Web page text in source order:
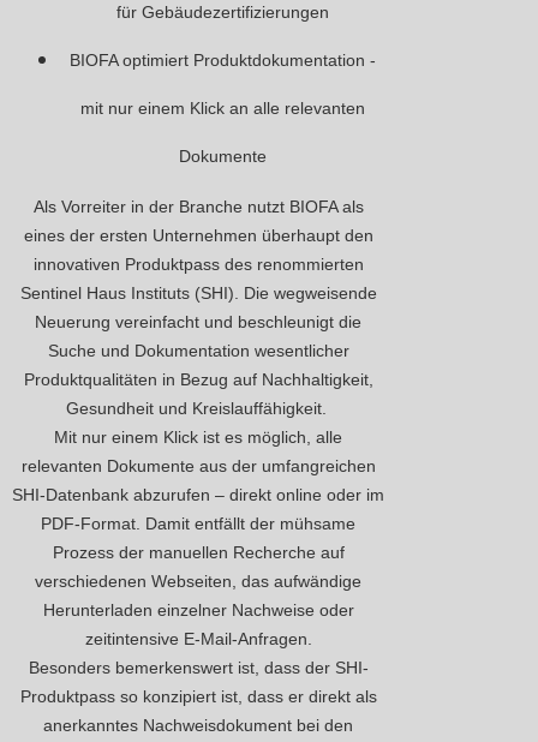
für Gebäudezertifizierungen
BIOFA optimiert Produktdokumentation -
mit nur einem Klick an alle relevanten
Dokumente
Als Vorreiter in der Branche nutzt BIOFA als
eines der ersten Unternehmen überhaupt den
innovativen Produktpass des renommierten
Sentinel Haus Instituts (SHI). Die wegweisende
Neuerung vereinfacht und beschleunigt die
Suche und Dokumentation wesentlicher
Produktqualitäten in Bezug auf Nachhaltigkeit,
Gesundheit und Kreislauffähigkeit.
Mit nur einem Klick ist es möglich, alle
relevanten Dokumente aus der umfangreichen
SHI-Datenbank abzurufen – direkt online oder im
PDF-Format. Damit entfällt der mühsame
Prozess der manuellen Recherche auf
verschiedenen Webseiten, das aufwändige
Herunterladen einzelner Nachweise oder
zeitintensive E-Mail-Anfragen.
Besonders bemerkenswert ist, dass der SHI-
Produktpass so konzipiert ist, dass er direkt als
anerkanntes Nachweisdokument bei den